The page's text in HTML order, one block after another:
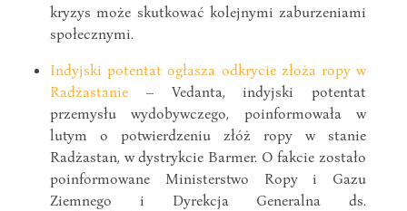
kryzys może skutkować kolejnymi zaburzeniami
społecznymi.
Indyjski potentat ogłasza odkrycie złoża ropy w
Radżastanie – Vedanta, indyjski potentat
przemysłu wydobywczego, poinformowała w
lutym o potwierdzeniu złóż ropy w stanie
Radżastan, w dystrykcie Barmer. O fakcie zostało
poinformowane Ministerstwo Ropy i Gazu
Ziemnego i Dyrekcja Generalna ds.